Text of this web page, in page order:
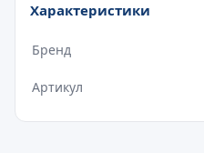
Характеристики
Бренд
Артикул